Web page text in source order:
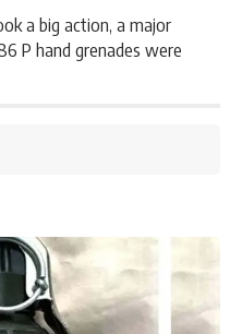
a big action, a major
P hand grenades were